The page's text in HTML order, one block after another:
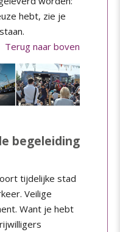
hebt, zie je
Terug naar boven
begeleiding
tijdelijke stad
Veilige
Want je hebt